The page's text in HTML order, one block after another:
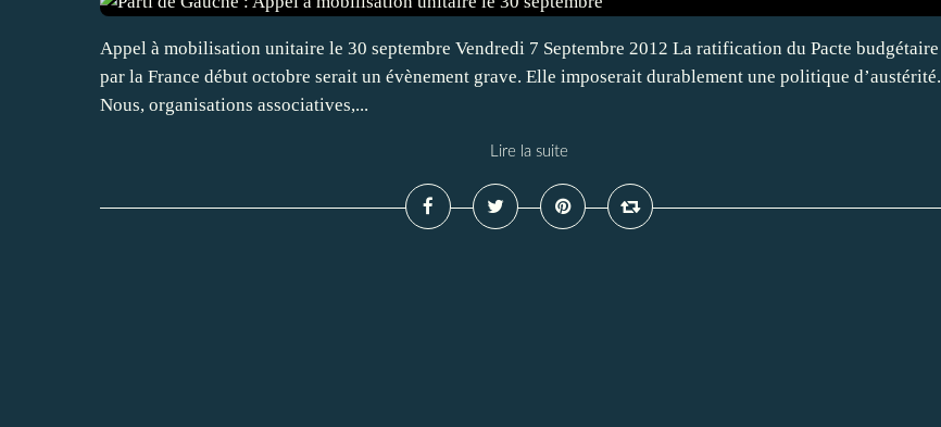
Appel à mobilisation unitaire le 30 septembre Vendredi 7 Septembre 2012 La ratification du Pacte budgétaire
par la France début octobre serait un évènement grave. Elle imposerait durablement une politique d’austérité.
Nous, organisations associatives,...
Lire la suite